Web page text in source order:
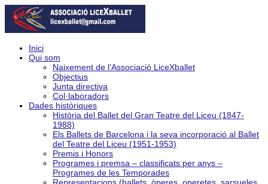
Inici
Qui som
Naixement de l’Associació LiceXballet
Objectius
Junta directiva
Col·laboradors
Dades històriques
Història del Ballet del Gran Teatre del Liceu (1847-
1988)
Els Ballets de Barcelona i la seva incorporació al Ballet
del Teatre del Liceu (1951-1953)
Premis i Honors
Programes i premsa – classificats per anys –
Programes de les Temporades